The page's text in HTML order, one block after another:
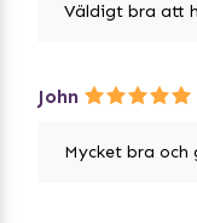
Väldigt bra att
John
Mycket bra och